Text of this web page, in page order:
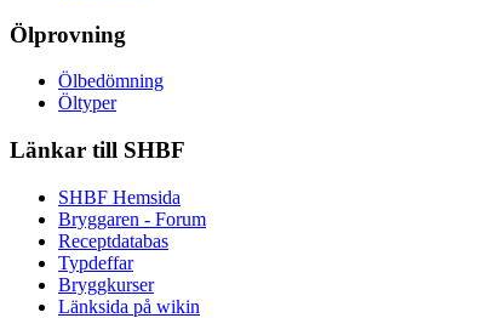
Ölprovning
Ölbedömning
Öltyper
Länkar till SHBF
SHBF Hemsida
Bryggaren - Forum
Receptdatabas
Typdeffar
Bryggkurser
Länksida på wikin